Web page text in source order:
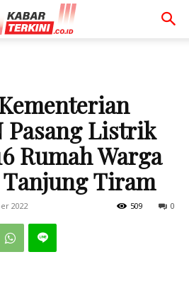
Pasang Listrik
Rumah Warga
Tanjung Tiram
2022 0
509